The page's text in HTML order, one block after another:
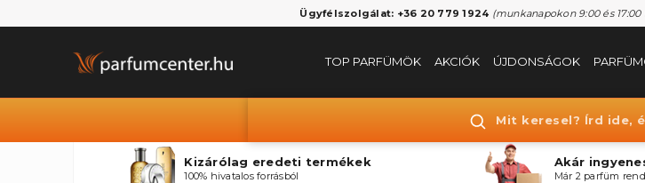
Ügyfélszolgálat: +36 20 779 1924 (munkanapokon 9:00 és
TOP PARFÜMÖK AKCIÓK ÚJDONSÁGOK
Mit keresel? Írd ide,
Kizárólag eredeti termékek
100% hivatalos forrásból
Akár
Már 2 parfüm